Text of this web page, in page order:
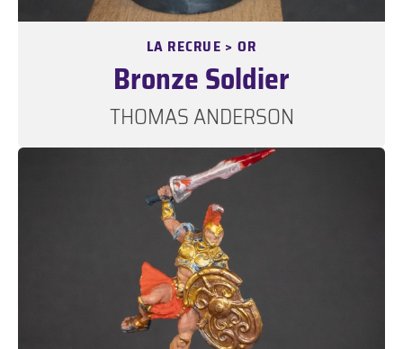
LA RECRUE > OR
Bronze Soldier
THOMAS ANDERSON